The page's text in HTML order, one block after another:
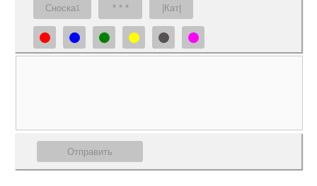
Сноска1 * * * |Кат|